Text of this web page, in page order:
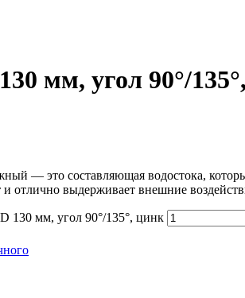
мм, угол 90°/
— это составляющая водостока,
и отлично выдерживает внешние
130 мм, угол 90°/135°, цинк